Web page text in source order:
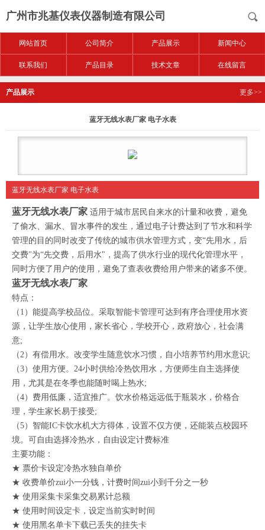
广州市兆基仪表仪器制造有限公司
网站首页 公司简介 产品展示 新闻中心
联系我们 产品目录 技术文章 在线留言
产品展示 更多>>
蓝牙无线水表厂家 电子水表
蓝牙无线水表厂家 电子水表
蓝牙无线水表厂家 适用于城市居民自来水的计量和收费，避免
了偷水、漏水、冒水事件的发生，通过电子计费达到了节水和科学
管理的目的同时改变了传统的城市供水管理方式，变“先用水，后
交费"为“先交费，后用水"，提高了供水行业的现代化管理水平，
同时方便了用户的使用，避免了查表收费给用户带来的诸多不便。
蓝牙无线水表厂家
特点：
（1）能提高学校品位。采取智能卡管理可达到有序合理使用水资
源，让学生放心使用，家长省心，学校开心，政府放心，社会满
意;
（2）有偿用水。改变学生随意饮水习惯，自小培养节约用水意识;
（3）使用方便。24小时供给冷热饮用水，方便师生自主选择使
用，尤其是在冬季也能随时喝上热水;
（4）费用低廉，适宜推广。饮水价格远远低于瓶装水，价格合
理，学生家长易于接受;
（5）智能IC卡饮水机大方得体，设置不仅方便，还能装点校园环
境。可自由选择冷热水，自由设定计费标准
主要功能：
★ 票价卡设定冷热水独自单价
★ 收费单价zui小一分钱，计费时间zui小到千分之一秒
★ 使用采集卡采集交易累计总额
★ 使用时间设定卡，设定当前实时时间
★ 使用黑名单卡下载已丢失的挂失卡